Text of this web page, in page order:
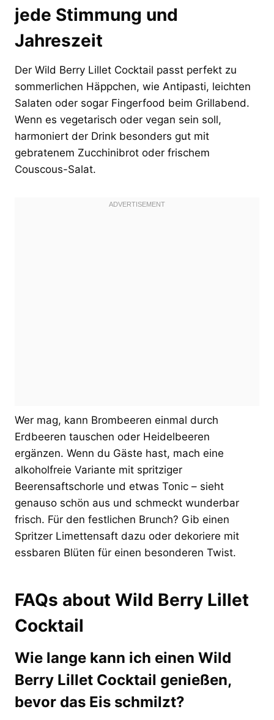
jede Stimmung und
Jahreszeit
Der Wild Berry Lillet Cocktail passt perfekt zu
sommerlichen Häppchen, wie Antipasti, leichten
Salaten oder sogar Fingerfood beim Grillabend.
Wenn es vegetarisch oder vegan sein soll,
harmoniert der Drink besonders gut mit
gebratenem Zucchinibrot oder frischem
Couscous-Salat.
Wer mag, kann Brombeeren einmal durch
Erdbeeren tauschen oder Heidelbeeren
ergänzen. Wenn du Gäste hast, mach eine
alkoholfreie Variante mit spritziger
Beerensaftschorle und etwas Tonic – sieht
genauso schön aus und schmeckt wunderbar
frisch. Für den festlichen Brunch? Gib einen
Spritzer Limettensaft dazu oder dekoriere mit
essbaren Blüten für einen besonderen Twist.
FAQs about Wild Berry Lillet
Cocktail
Wie lange kann ich einen Wild
Berry Lillet Cocktail genießen,
bevor das Eis schmilzt?